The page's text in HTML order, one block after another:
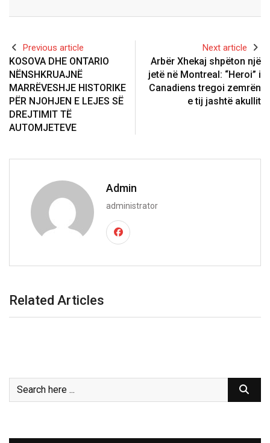
Previous article
KOSOVA DHE ONTARIO
NËNSHKRUAJNË
MARRËVESHJE HISTORIKE
PËR NJOHJEN E LEJES SË
DREJTIMIT TË
AUTOMJETEVE
Next article
Arbër Xhekaj shpëton një
jetë në Montreal: “Heroi” i
Canadiens tregoi zemrën
e tij jashtë akullit
Admin
administrator
Related Articles